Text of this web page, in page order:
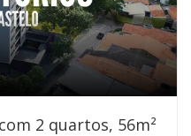
2 quartos, 56m²